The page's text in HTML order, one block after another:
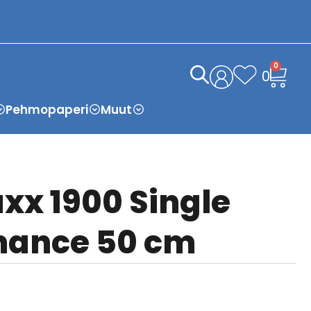
0
0
Pehmopaperi Muut
1900 Single
50 cm